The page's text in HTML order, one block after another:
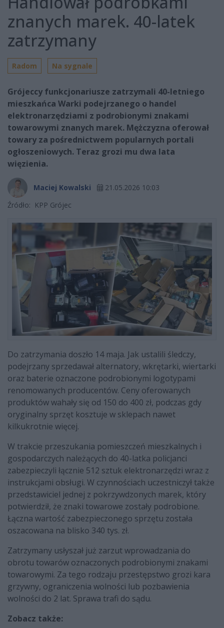
znanych marek. 40-latek
zatrzymany
Radom Na sygnale
Grójeccy funkcjonariusze zatrzymali 40-letniego
mieszkańca Warki podejrzanego o handel
elektronarzędziami z podrobionymi znakami
towarowymi znanych marek. Mężczyzna oferował
towary za pośrednictwem popularnych portali
ogłoszeniowych. Teraz grozi mu dwa lata
więzienia.
Maciej Kowalski
21.05.2026 10:03
Źródło: KPP Grójec
Do zatrzymania doszło 14 maja. Jak ustalili śledczy,
podejrzany sprzedawał alternatory, wkrętarki, wiertarki
oraz baterie oznaczone podrobionymi logotypami
renomowanych producentów. Ceny oferowanych
produktów wahały się od 150 do 400 zł, podczas gdy
oryginalny sprzęt kosztuje w sklepach nawet
kilkukrotnie więcej.
W trakcie przeszukania pomieszczeń mieszkalnych i
gospodarczych należących do 40-latka policjanci
zabezpieczyli łącznie 512 sztuk elektronarzędzi wraz z
instrukcjami obsługi. W czynnościach uczestniczył także
przedstawiciel jednej z pokrzywdzonych marek, który
potwierdził, że znaki towarowe zostały podrobione.
Łączna wartość zabezpieczonego sprzętu została
oszacowana na blisko 340 tys. zł.
Zatrzymany usłyszał już zarzut wprowadzania do
obrotu towarów oznaczonych podrobionymi znakami
towarowymi. Za tego rodzaju przestępstwo grozi kara
grzywny, ograniczenia wolności lub pozbawienia
wolności do 2 lat. Sprawa trafi do sądu.
Zobacz także: